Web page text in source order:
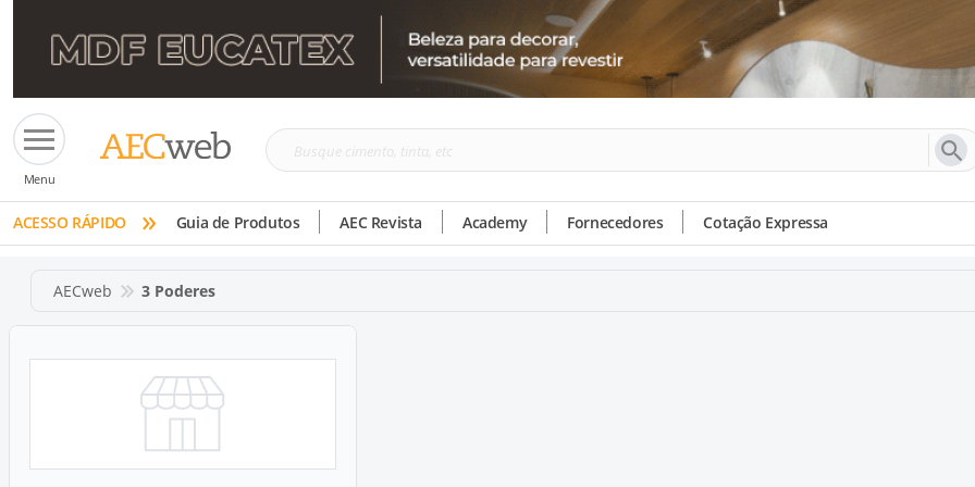
Menu
Busque
tinta,
etc
ACESSO RÁPIDO » Guia de Produtos AEC Revista Academy Fornecedores Cotação Expressa
AECweb 3 Poderes